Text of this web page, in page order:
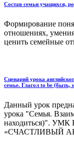
Состав семьи учащихся,
Формирование
отношениях,
ценить семейные
Сценарий урока
семье. Глагол to be (быть,
Данный урок
урока "Семья.
находиться)".
«СЧАСТЛИВЫЙ